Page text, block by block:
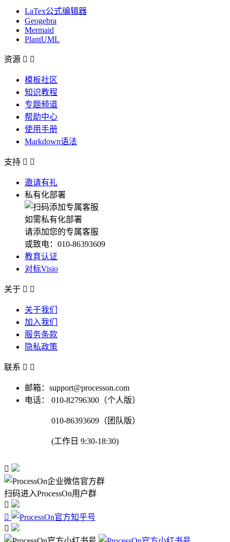
LaTex公式编辑器
Geogebra
Mermaid
PlantUML
资源  
模板社区
知识教程
专题频道
帮助中心
使用手册
Markdown语法
支持  
邀请有礼
私有化部署
如需私有化部署
请添加您的专属客服
或致电：010-86393609
教育认证
对标Visio
关于  
关于我们
加入我们
服务条款
隐私政策
联系  
邮箱：support@processon.com
电话：
010-82796300（个人版）
010-86393609（团队版）
(工作日 9:30-18:30)

扫码进入ProcessOn用户群


